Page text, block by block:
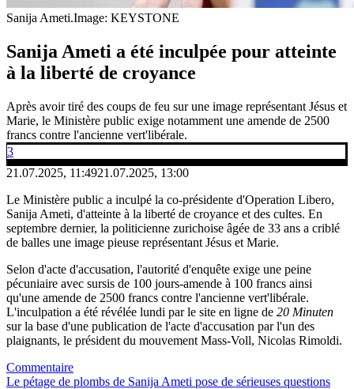
Sanija Ameti.Image: KEYSTONE
Sanija Ameti a été inculpée pour atteinte
à la liberté de croyance
Après avoir tiré des coups de feu sur une image représentant Jésus et
Marie, le Ministère public exige notamment une amende de 2500
francs contre l'ancienne vert'libérale.
3
21.07.2025, 11:4921.07.2025, 13:00
Le Ministère public a inculpé la co-présidente d'Operation Libero,
Sanija Ameti, d'atteinte à la liberté de croyance et des cultes. En
septembre dernier, la politicienne zurichoise âgée de 33 ans a criblé
de balles une image pieuse représentant Jésus et Marie.
Selon d'acte d'accusation, l'autorité d'enquête exige une peine
pécuniaire avec sursis de 100 jours-amende à 100 francs ainsi
qu'une amende de 2500 francs contre l'ancienne vert'libérale.
L'inculpation a été révélée lundi par le site en ligne de 20 Minuten
sur la base d'une publication de l'acte d'accusation par l'un des
plaignants, le président du mouvement Mass-Voll, Nicolas Rimoldi.
Commentaire
Le pétage de plombs de Sanija Ameti pose de sérieuses questions